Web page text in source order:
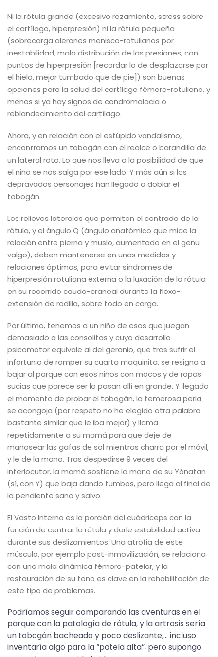
Ni la rótula grande (excesivo rozamiento, stress sobre
el cartílago, hiperpresión) ni la rótula pequeña
(sobrecarga alerones menisco-rotulianos por
inestabilidad, mala distribución de las presiones, con
puntos de hiperpresión [recordar lo de desplazarse por
el hielo, mejor tumbado que de pie]) son buenas
opciones para la salud del cartílago fémoro-rotuliano, y
menos si ya hay signos de condromalacia o
reblandecimiento del cartílago.
Ahora, y en relación con el estúpido vandalismo,
encontramos un tobogán con el realce o barandilla de
un lateral roto. Lo que nos lleva a la posibilidad de que
el niño se nos salga por ese lado. Y más aún si los
depravados personajes han llegado a doblar el
tobogán.
Los relieves laterales que permiten el centrado de la
rótula, y el ángulo Q (ángulo anatómico que mide la
relación entre pierna y muslo, aumentado en el genu
valgo), deben mantenerse en unas medidas y
relaciones óptimas, para evitar síndromes de
hiperpresión rotuliana externa o la luxación de la rótula
en su recorrido caudo-craneal durante la flexo-
extensión de rodilla, sobre todo en carga.
Por último, tenemos a un niño de esos que juegan
demasiado a las consolitas y cuyo desarrollo
psicomotor equivale al del geranio, que tras sufrir el
infortunio de romper su cuarta maquinita, se resigna a
bajar al parque con esos niños con mocos y de ropas
sucias que parece ser lo pasan allí en grande. Y llegado
el momento de probar el tobogán, la temerosa perla
se acongoja (por respeto no he elegido otra palabra
bastante similar que le iba mejor) y llama
repetidamente a su mamá para que deje de
manosear las gafas de sol mientras charra por el móvil,
y le de la mano. Tras despedirse 9 veces del
interlocutor, la mamá sostiene la mano de su Yónatan
(sí, con Y) que baja dando tumbos, pero llega al final de
la pendiente sano y salvo.
El Vasto Interno es la porción del cuádriceps con la
función de centrar la rótula y darle estabilidad activa
durante sus deslizamientos. Una atrofia de este
músculo, por ejemplo post-inmovilización, se relaciona
con una mala dinámica fémoro-patelar, y la
restauración de su tono es clave en la rehabilitación de
este tipo de problemas.
Podríamos seguir comparando las aventuras en el
parque con la patología de rótula, y la artrosis sería
un tobogán bacheado y poco deslizante,… incluso
inventaría algo para la “patela alta”, pero supongo